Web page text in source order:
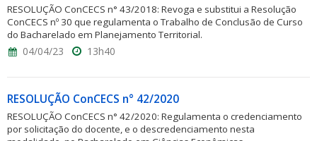
RESOLUÇÃO ConCECS n° 43/2018: Revoga e substitui a Resolução
ConCECS nº 30 que regulamenta o Trabalho de Conclusão de Curso
do Bacharelado em Planejamento Territorial.
04/04/23 13h40
RESOLUÇÃO ConCECS n° 42/2020
RESOLUÇÃO ConCECS n° 42/2020: Regulamenta o credenciamento
por solicitação do docente, e o descredenciamento nesta